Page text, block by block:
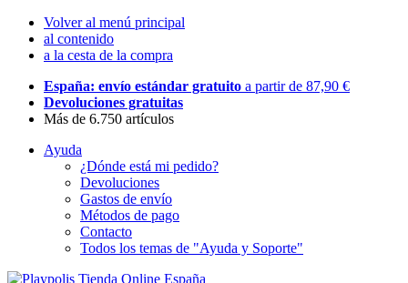
Volver al menú principal
al contenido
a la cesta de la compra
España: envío estándar gratuito a partir de 87,90 €
Devoluciones gratuitas
Más de 6.750 artículos
Ayuda
¿Dónde está mi pedido?
Devoluciones
Gastos de envío
Métodos de pago
Contacto
Todos los temas de "Ayuda y Soporte"